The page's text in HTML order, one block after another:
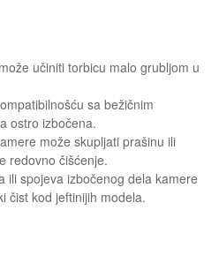
učiniti torbicu malo grubljom u
sa bežičnim
ostro izbočena.
može skupljati prašinu ili
redovno čišćenje.
ili spojeva izbočenog dela kamere
čist kod jeftinijih modela.